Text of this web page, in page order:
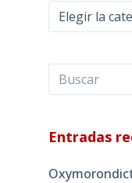
Categorías
Entradas